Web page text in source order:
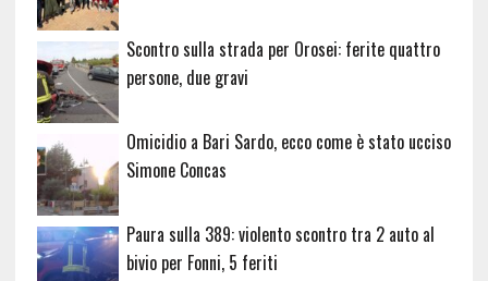
Scontro sulla strada per Orosei: ferite quattro
persone, due gravi
Omicidio a Bari Sardo, ecco come è stato ucciso
Simone Concas
Paura sulla 389: violento scontro tra 2 auto al
bivio per Fonni, 5 feriti